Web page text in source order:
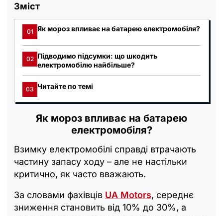
Зміст
01 Як мороз впливає на батарею електромобіля?
02 Підводимо підсумки: що шкодить
електромобілю найбільше?
03 Читайте по темі
Як мороз впливає на батарею
електромобіля?
Взимку електромобілі справді втрачають
частину запасу ходу – але не настільки
критично, як часто вважають.
За словами фахівців UA Motors, середнє
зниження становить від 10% до 30%, а